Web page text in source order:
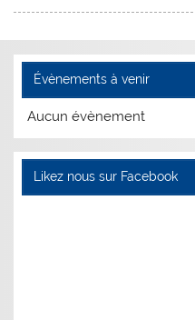
Évènements à venir
Aucun évènement
Likez nous sur Facebook